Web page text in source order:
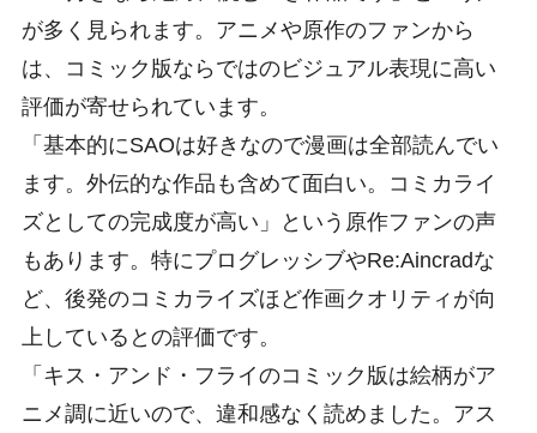
が多く見られます。アニメや原作のファンから
は、コミック版ならではのビジュアル表現に高い
評価が寄せられています。
「基本的にSAOは好きなので漫画は全部読んでい
ます。外伝的な作品も含めて面白い。コミカライ
ズとしての完成度が高い」という原作ファンの声
もあります。特にプログレッシブやRe:Aincradな
ど、後発のコミカライズほど作画クオリティが向
上しているとの評価です。
「キス・アンド・フライのコミック版は絵柄がア
ニメ調に近いので、違和感なく読めました。アス